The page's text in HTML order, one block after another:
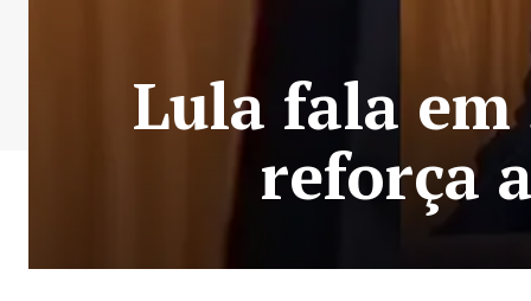
Lula fala
reforça